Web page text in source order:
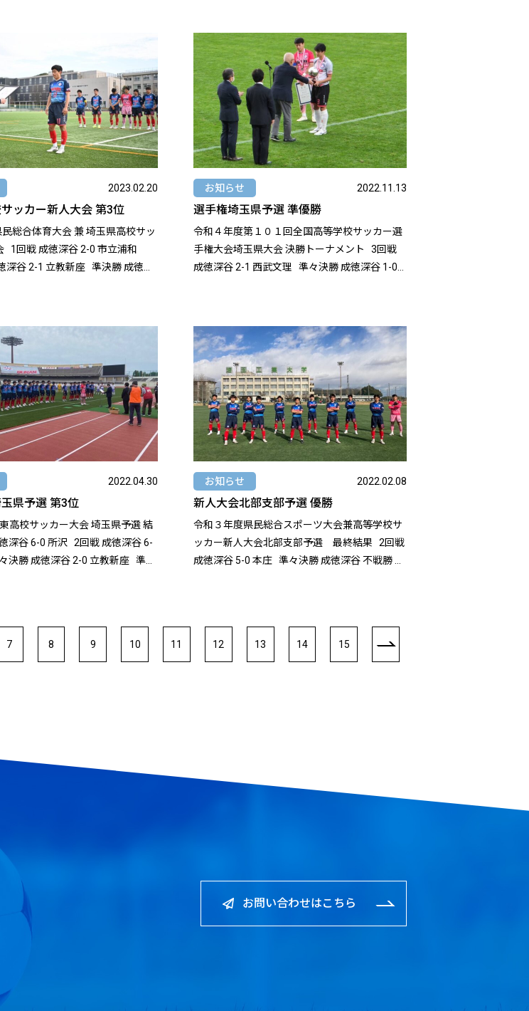
2023.02.20
ッカー新人大会 第3位
総合体育大会 兼 埼玉県高校サッ
1 立教新座 準決勝 成徳深
お知らせ 2022.11.13
選手権埼玉県予選 準優勝
令和４年度第１０１回全国高等学校サッカー選
手権大会埼玉県大会 決勝トーナメント 3回戦
成徳深谷 2-1 西武文理 準々決勝 成徳深谷 1-0
https://www.sfa2.jp/16484/ [video
width="960" height="540"
mp4="https://seitoku-fc.com/wp-
content/uploads/2022/11/690031618.648217.mp4"]
[/video]
2022.04.30
県予選 第3位
高校サッカー大会 埼玉県予選 結
お知らせ 2022.02.08
新人大会北部支部予選 優勝
令和３年度県民総合スポーツ大会兼高等学校サ
ッカー新人大会北部支部予選 最終結果 2回戦
成徳深谷 5-0 本庄 準々決勝 成徳深谷 不戦勝 本
は新型コロナウイルス感染症の影響により中止
7 8 9 10 11 12 13 14 15
お問い合わせはこちら